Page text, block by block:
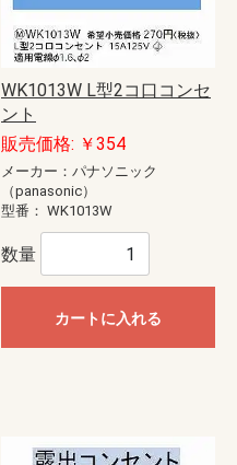
WK1013W L型2コ口コンセ
ント
販売価格: ￥354
メーカー：パナソニック
（panasonic）
型番： WK1013W
数量
カートに入れる